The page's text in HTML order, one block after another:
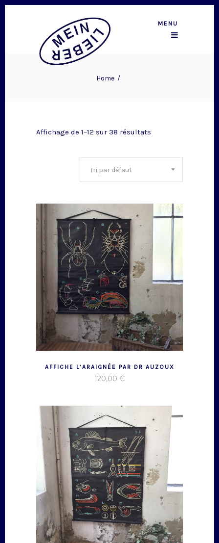
MENU
Home/
Affichage de 1–12 sur 38 résultats
Tri par défaut
AFFICHE L’ARAIGNÉE PAR DR AUZOUX
120,00 €